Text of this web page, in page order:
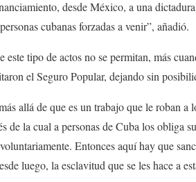
desde México, a una
cubanas forzadas a venir”, añadió.
este tipo de actos no se permitan, más
el Seguro Popular, dejando sin
allá de que es un trabajo que le roban
de la cual a personas de Cuba los obliga
Entonces aquí hay que
luego, la esclavitud que se les hace a